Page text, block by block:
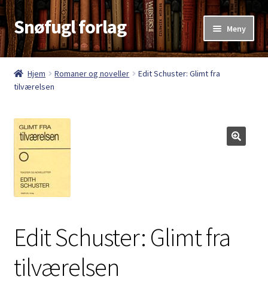
Hopp
til
navigasjon
Hopp
til
innhold
Snøfugl forlag Meny
Hjem
Aktuelt
Antikvariske bøker
Handlekurv
Kasse
Kjøpsvilkår
Kontakt
Hjem Romaner og noveller
Edit Schuster: Glimt fra
tilværelsen
Edit Schuster: Glimt fra
tilværelsen